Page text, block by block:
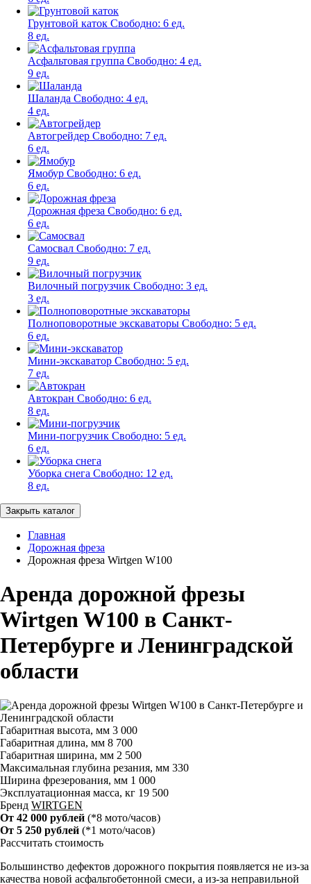
Грунтовой каток Свободно: 6 ед.
8 ед.
Асфальтовая группа Свободно: 4 ед.
9 ед.
Шаланда Свободно: 4 ед.
4 ед.
Автогрейдер Свободно: 7 ед.
6 ед.
Ямобур Свободно: 6 ед.
6 ед.
Дорожная фреза Свободно: 6 ед.
6 ед.
Самосвал Свободно: 7 ед.
9 ед.
Вилочный погрузчик Свободно: 3 ед.
3 ед.
Полноповоротные экскаваторы Свободно: 5 ед.
6 ед.
Мини-экскаватор Свободно: 5 ед.
7 ед.
Автокран Свободно: 6 ед.
8 ед.
Мини-погрузчик Свободно: 5 ед.
6 ед.
Уборка снега Свободно: 12 ед.
8 ед.
Закрыть каталог
Главная
Дорожная фреза
Дорожная фреза Wirtgen W100
Аренда дорожной фрезы
Wirtgen W100 в Санкт-
Петербурге и Ленинградской
области
Габаритная высота, мм 3 000
Габаритная длина, мм 8 700
Габаритная ширина, мм 2 500
Максимальная глубина резания, мм 330
Ширина фрезерования, мм 1 000
Эксплуатационная масса, кг 19 500
Бренд WIRTGEN
От 42 000 рублей (*8 мото/часов)
От 5 250 рублей (*1 мото/часов)
Рассчитать стоимость
Большинство дефектов дорожного покрытия появляется не из-за
качества новой асфальтобетонной смеси, а из-за неправильной